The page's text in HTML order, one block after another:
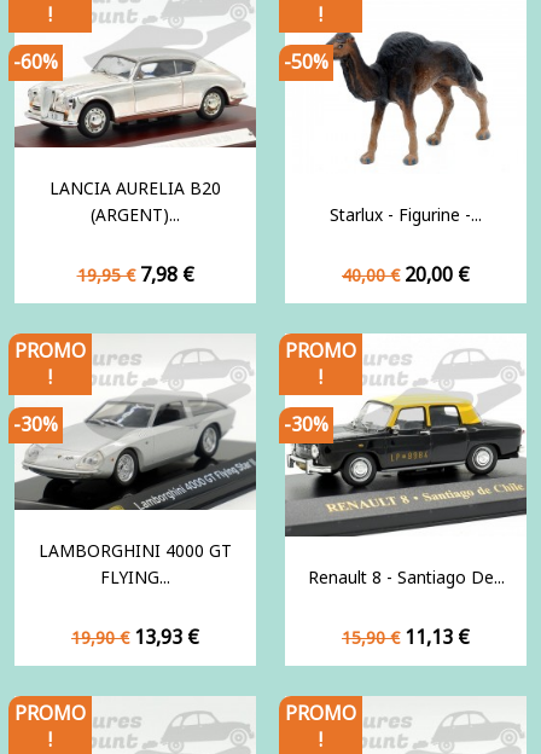
LANCIA AURELIA B20
(ARGENT)...
Prix
de
19,95 € Prix
7,98 €
!
-60%
Starlux - Figurine -...
Prix
de
40,00 € Prix
20,00 €
!
-50%
LAMBORGHINI 4000 GT
FLYING...
Prix
de
19,90 € Prix
13,93 €
PROMO
!
-30%
Renault 8 - Santiago De...
Prix
de
15,90 € Prix
11,13 €
PROMO
!
-30%
PROMO
!
PROMO
!